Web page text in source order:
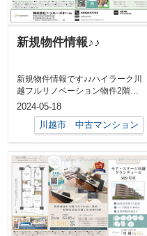
新規物件情報♪♪
新規物件情報です♪♪ハイラーク川
越フルリノベーション物件2階部
分3LDK 71㎡総戸数 114戸霞
2024-05-18
川越市 中古マンション